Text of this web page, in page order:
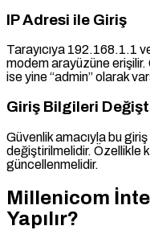
IP Adresi ile Giriş
Tarayıcıya 192.168.1.1
modem arayüzüne erişilir.
ise yine “admin” olarak
Giriş Bilgileri
Güvenlik amacıyla bu
değiştirilmelidir. Özellikle
güncellenmelidir.
Millenicom
Yapılır?